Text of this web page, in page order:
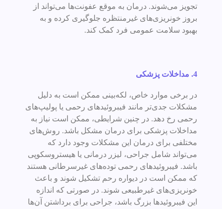
تجویز می‌شوند. درمان به موقع عفونت‌ها می‌تواند از
بروز خونریزی‌های غیرمنتظره جلوگیری کرده و به
بهبود سلامت عمومی فرد کمک کند.
4. مداخلات پزشکی
در برخی موارد خاص، لکه‌بینی ممکن است به دلیل
مشکلات جدی‌تر مانند فیبروئیدهای رحمی یا پولیپ‌های
رحمی رخ دهد. در چنین شرایطی، ممکن است نیاز به
مداخلات پزشکی برای درمان مشکل باشد. روش‌های
مختلفی برای درمان این مشکلات وجود دارد که
می‌تواند شامل جراحی، لیزر درمانی یا هیستروسکوپی
باشد. فیبروئیدهای رحمی توده‌های غیرسرطانی هستند
که ممکن است در دیواره رحم تشکیل شوند و باعث
خونریزی‌های غیرطبیعی شوند. در صورتی که اندازه
این فیبروئیدها بزرگ باشد، جراحی برای برداشتن آن‌ها